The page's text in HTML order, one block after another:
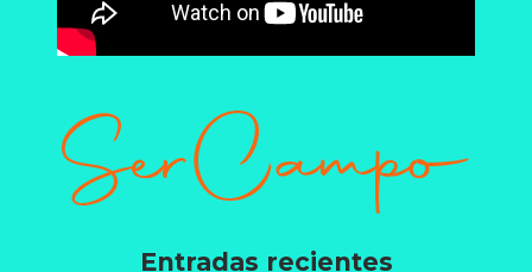
Entradas recientes